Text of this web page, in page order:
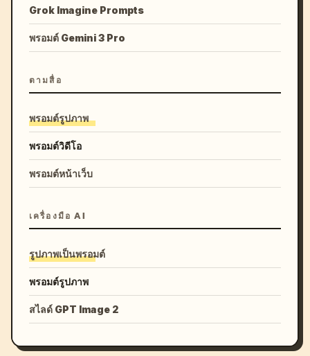
Grok Imagine Prompts
พรอมต์ Gemini 3 Pro
ตามสื่อ
พรอมต์รูปภาพ
พรอมต์วิดีโอ
พรอมต์หน้าเว็บ
เครื่องมือ AI
รูปภาพเป็นพรอมต์
พรอมต์รูปภาพ
สไลด์ GPT Image 2